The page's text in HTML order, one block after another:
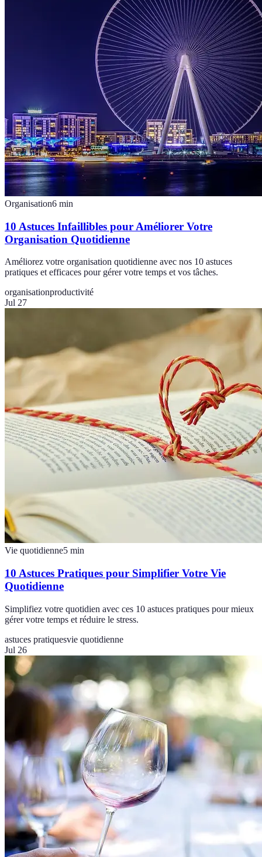
Organisation6 min
10 Astuces Infaillibles pour Améliorer Votre
Organisation Quotidienne
Améliorez votre organisation quotidienne avec nos 10 astuces
pratiques et efficaces pour gérer votre temps et vos tâches.
organisationproductivité
Jul 27
Vie quotidienne5 min
10 Astuces Pratiques pour Simplifier Votre Vie
Quotidienne
Simplifiez votre quotidien avec ces 10 astuces pratiques pour mieux
gérer votre temps et réduire le stress.
astuces pratiquesvie quotidienne
Jul 26